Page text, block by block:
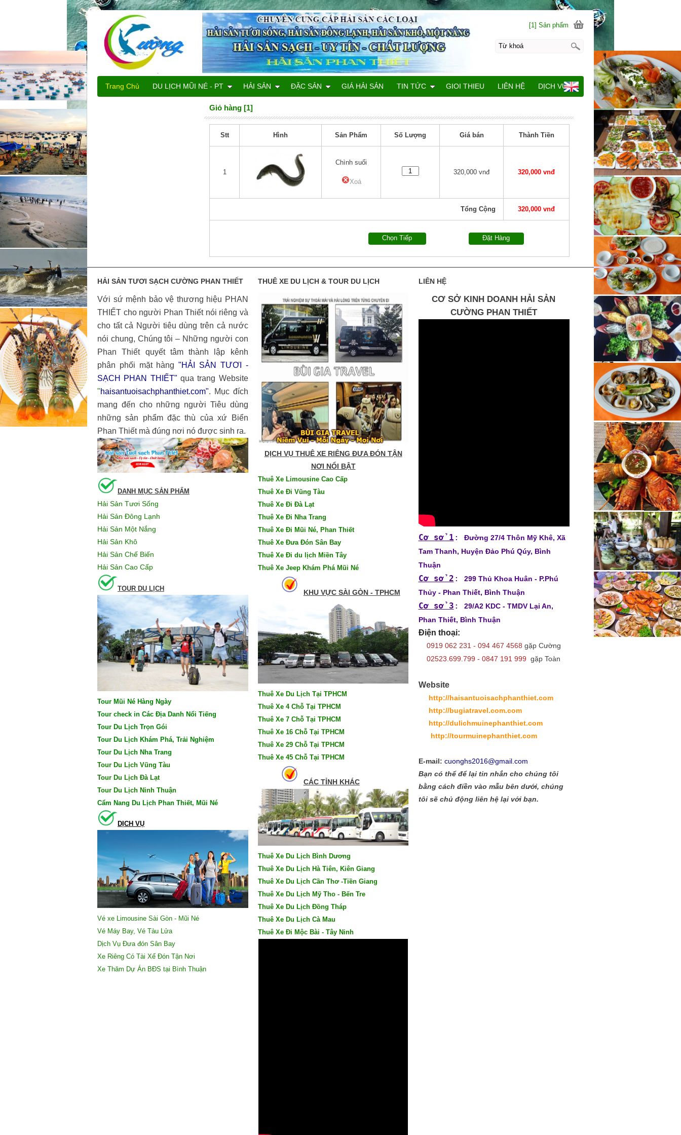
Giỏ hàng [1]
Stt Hình Sản Phẩm Số Lượng Giá bán Thành Tiền
1
Chình suối
Xoá
320,000 vnđ 320,000 vnđ
Tổng Cộng 320,000 vnđ
Đặt Hàng
Chọn Tiếp
[1] Sản phẩm
Trang Chủ DU LỊCH MŨI NÉ - PT HẢI SẢN ĐẶC SẢN GIÁ HẢI SẢN TIN TỨC GIOI THIEU LIÊN HỆ DỊCH VỤ
HẢI SẢN TƯƠI SẠCH CƯỜNG PHAN THIẾT
Với sứ mệnh bảo vệ thương hiệu PHAN
THIẾT cho người Phan Thiết nói riêng và
cho tất cả Người tiêu dùng trên cả nước
nói chung, Chúng tôi – Những người con
Phan Thiết quyết tâm thành lập kênh
phân phối mặt hàng"HẢI SẢN TƯƠI -
SẠCH PHAN THIẾT" qua trang Website
"haisantuoisachphanthiet.com". Mục đích
mang đến cho những người Tiêu dùng
những sản phẩm đặc thù của xứ Biển
Phan Thiết mà đúng nơi nó được sinh ra.
DANH MỤC SẢN PHẨM
Hải Sản Tươi Sống
Hải Sản Đông Lạnh
Hải Sản Một Nắng
Hải Sản Khô
Hải Sản Chế Biến
Hải Sản Cao Cấp
TOUR DU LỊCH
Tour Mũi Né Hàng Ngày
Tour check in Các Địa Danh Nổi Tiếng
Tour Du Lịch Trọn Gói
Tour Du Lịch Khám Phá, Trải Nghiệm
Tour Du Lịch Nha Trang
Tour Du Lịch Vũng Tàu
Tour Du Lịch Đà Lạt
Tour Du Lịch Ninh Thuận
Cẩm Nang Du Lịch Phan Thiết, Mũi Né
DỊCH VỤ
Vé xe Limousine Sài Gòn - Mũi Né
Vé Máy Bay, Vé Tàu Lửa
Dịch Vụ Đưa đón Sân Bay
Xe Riêng Có Tài Xế Đón Tận Nơi
Xe Thăm Dự Án BĐS tại Bình Thuận
THUÊ XE DU LỊCH & TOUR DU LỊCH
DỊCH VỤ THUÊ XE RIÊNG ĐƯA ĐÓN TẬN
NƠI NỔI BẬT
Thuê Xe Limousine Cao Cấp
Thuê Xe Đi Vũng Tàu
Thuê Xe Đi Đà Lạt
Thuê Xe Đi Nha Trang
Thuê Xe Đi Mũi Né, Phan Thiết
Thuê Xe Đưa Đón Sân Bay
Thuê Xe Đi du lịch Miền Tây
Thuê Xe Jeep Khám Phá Mũi Né
KHU VỰC SÀI GÒN - TPHCM
Thuê Xe Du Lịch Tại TPHCM
Thuê Xe 4 Chỗ Tại TPHCM
Thuê Xe 7 Chỗ Tại TPHCM
Thuê Xe 16 Chỗ Tại TPHCM
Thuê Xe 29 Chỗ Tại TPHCM
Thuê Xe 45 Chỗ Tại TPHCM
CÁC TỈNH KHÁC
Thuê Xe Du Lịch Bình Dương
Thuê Xe Du Lịch Hà Tiên, Kiên Giang
Thuê Xe Du Lịch Cần Thơ -Tiền Giang
Thuê Xe Du Lịch Mỹ Tho - Bến Tre
Thuê Xe Du Lịch Đồng Tháp
Thuê Xe Du Lịch Cà Mau
Thuê Xe Đi Mộc Bài - Tây Ninh
LIÊN HỆ
CƠ SỞ KINH DOANH HẢI SẢN
CƯỜNG PHAN THIẾT
Cơ sở 1 :
Đường 27/4 Thôn Mỹ Khê, Xã
Tam Thanh, Huyện Đảo Phú Qúy, Bình
Thuận
Cơ sở 2 :
299 Thủ Khoa Huân - P.Phú
Thủy - Phan Thiết, Bình Thuận
Cơ sở 3 :
29/A2 KDC - TMDV Lại An,
Phan Thiết, Bình Thuận
Điện thoại:
0919 062 231 - 094 467 4568 gặp Cường
02523.699.799 - 0847 191 999gặp Toàn
Website
http://haisantuoisachphanthiet.com
http://bugiatravel.com.com
http://dulichmuinephanthiet.com
http://tourmuinephanthiet.com
E-mail: cuonghs2016@gmail.com
Bạn có thể để lại tin nhắn cho chúng tôi
bằng cách điền vào mẫu bên dưới, chúng
tôi sẽ chủ động liên hệ lại với bạn.